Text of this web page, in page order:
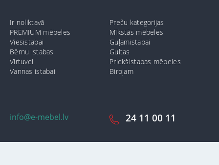
info@e-mebel.lv 24 11 00 11
Ir noliktavā
Preču kategorijas
PREMIUM mēbeles
Mīkstās mēbeles
Viesistabai
Guļamistabai
Bērnu istabas
Gultas
Virtuvei
Priekšistabas mēbeles
Vannas istabai
Birojam